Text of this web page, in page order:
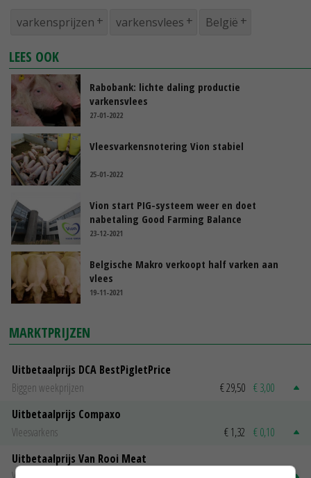
varkensprijzen varkensvlees België
LEES OOK
Rabobank: lichte daling productie
varkensvlees
27-01-2022
Vleesvarkensnotering Vion stabiel
25-01-2022
Vion start PIG-systeem weer en doet
nabetaling Good Farming Balance
23-12-2021
Belgische Makro verkoopt half varken aan
vlees
19-11-2021
MARKTPRIJZEN
Uitbetaalprijs DCA BestPigletPrice
Biggen weekprijzen
€ 29,50 € 3,00
Uitbetaalprijs Compaxo
Vleesvarkens
€ 1,32 € 0,10
Uitbetaalprijs Van Rooi Meat